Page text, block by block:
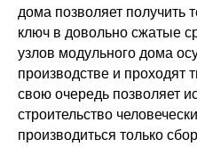
дома позволяет получить
ключ в довольно сжатые
узлов модульного дома
производстве и проходят
свою очередь позволяет
строительство
производиться только
+7
политикой
Оставьте свой номер телефона,
свяжется
с вами и ответит на все